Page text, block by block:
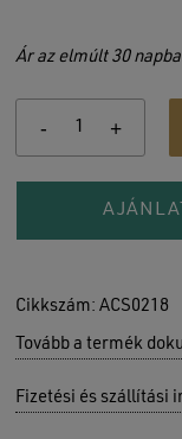
Ár az elmúlt 30
Cikkszám: ACS0218
Tovább a termék
Fizetési és szállítási